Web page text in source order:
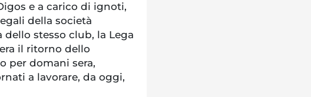
e a carico di ignoti,
della società
stesso club, la Lega
il ritorno dello
per domani sera,
a lavorare, da oggi,